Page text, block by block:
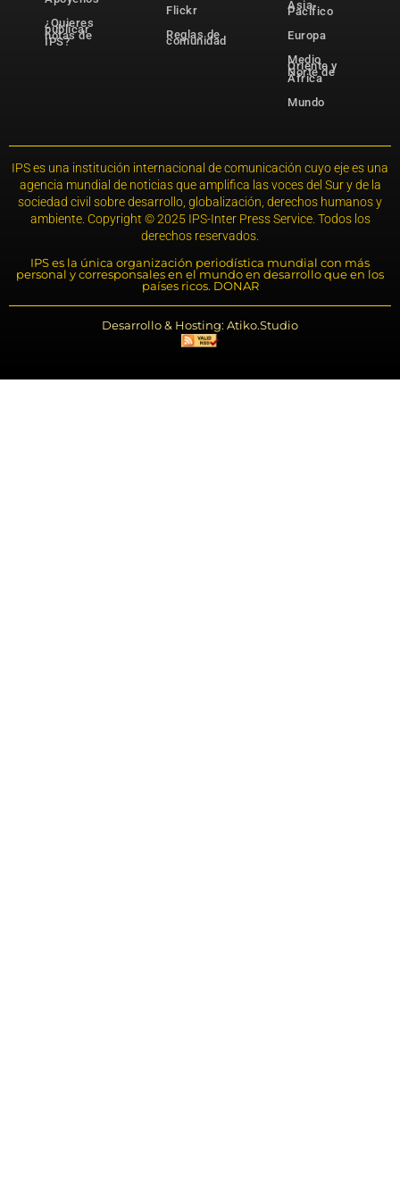
¿Quieres
publicar
notas de
IPS?
Flickr
Reglas de
comunidad
Asia-
Pacífico
Europa
Medio
Oriente y
Norte de
África
Mundo
IPS es una institución internacional de comunicación cuyo eje es una
agencia mundial de noticias que amplifica las voces del Sur y de la
sociedad civil sobre desarrollo, globalización, derechos humanos y
ambiente. Copyright © 2025 IPS-Inter Press Service. Todos los
derechos reservados.
IPS es la única organización periodística mundial con más
personal y corresponsales en el mundo en desarrollo que en los
países ricos. DONAR
Desarrollo & Hosting: Atiko.Studio